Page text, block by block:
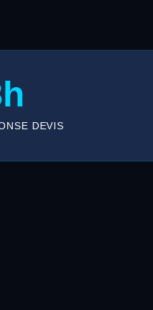
DEVIS